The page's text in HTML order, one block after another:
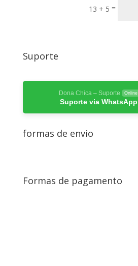
13 + 5 =
Suporte
Dona Chica – Suporte Online
Suporte via WhatsApp
formas de envio
Formas de pagamento